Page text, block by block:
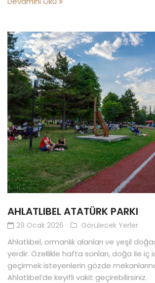
AHLATLIBEL ATATÜRK PARKI
29 Ocak 2026 Görülecek Yerler
Ahlatlıbel, ormanlık alanları ve yeşil
yerdir. Özellikle hafta sonları, doğa ile iç
geçirmek isteyenlerin gözde
Ahlatlıbel’de keyifli vakit geçirebilirsiniz.